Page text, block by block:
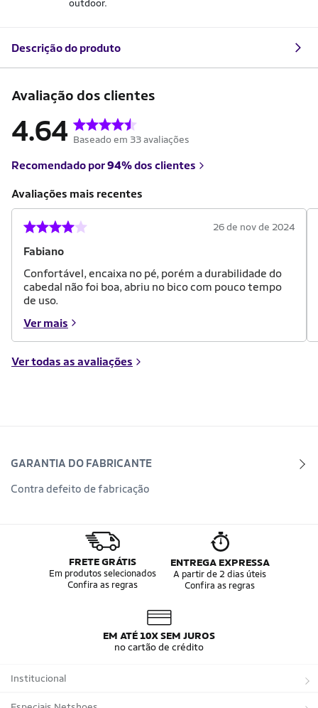
outdoor.
Descrição do produto
Avaliação dos clientes
4.64 Baseado em 33 avaliações
Recomendado por94%dos clientes
Avaliações mais recentes
Fabiano
26 de nov de 2024
Confortável, encaixa no pé, porém a durabilidade do
cabedal não foi boa, abriu no bico com pouco tempo
de uso.
Ver mais
Ver todas as avaliações
GARANTIA DO FABRICANTE
Contra defeito de fabricação
FRETE GRÁTIS
Em produtos selecionados
Confira as regras
ENTREGA EXPRESSA
A partir de 2 dias úteis
Confira as regras
EM ATÉ 10X SEM JUROS
no cartão de crédito
Institucional
Sobre a Netshoes